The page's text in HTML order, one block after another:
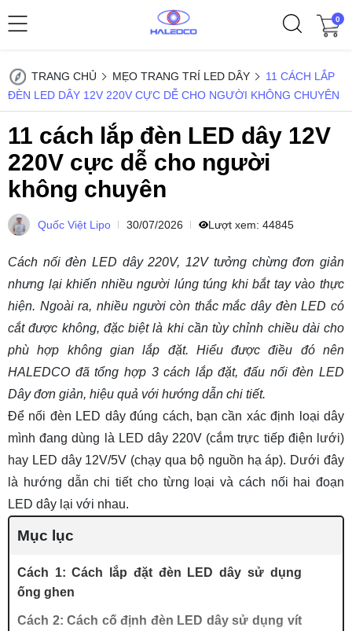
0
TRANG CHỦ MẸO TRANG TRÍ LED DÂY
11 CÁCH LẮP
ĐÈN LED DÂY 12V 220V CỰC DỄ CHO NGƯỜI KHÔNG CHUYÊN
11 cách lắp đèn LED dây 12V
220V cực dễ cho người
không chuyên
Quốc Việt Lipo 30/07/2026 Lượt xem: 44845
Cách nối đèn LED dây 220V, 12V tưởng chừng đơn giản
nhưng lại khiến nhiều người lúng túng khi bắt tay vào thực
hiện. Ngoài ra, nhiều người còn thắc mắc dây đèn LED có
cắt được không, đặc biệt là khi cần tùy chỉnh chiều dài cho
phù hợp không gian lắp đặt. Hiểu được điều đó nên
HALEDCO đã tổng hợp 3 cách lắp đặt, đấu nối đèn LED
Dây đơn giản, hiệu quả với hướng dẫn chi tiết.
Để nối đèn LED dây đúng cách, bạn cần xác định loại dây
mình đang dùng là LED dây 220V (cắm trực tiếp điện lưới)
hay LED dây 12V/5V (chạy qua bộ nguồn hạ áp). Dưới đây
là hướng dẫn chi tiết cho từng loại và cách nối hai đoạn
LED dây lại với nhau.
Mục lục
Cách 1: Cách lắp đặt đèn LED dây sử dụng
ống ghen
Cách 2: Cách cố định đèn LED dây sử dụng vít